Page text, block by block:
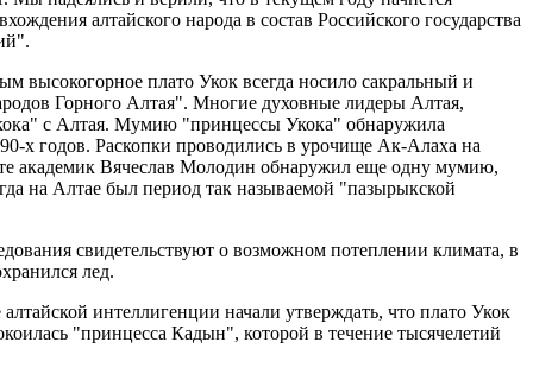
алтайского народа в состав Российского государства
высокогорное плато Укок всегда носило сакральный и
Горного Алтая". Многие духовные лидеры Алтая,
с Алтая. Мумию "принцессы Укока" обнаружила
х годов. Раскопки проводились в урочище Ак-Алаха на
академик Вячеслав Молодин обнаружил еще одну мумию,
на Алтае был период так называемой "пазырыкской
свидетельствуют о возможном потеплении климата, в
лед.
интеллигенции начали утверждать, что плато Укок
"принцесса Кадын", которой в течение тысячелетий